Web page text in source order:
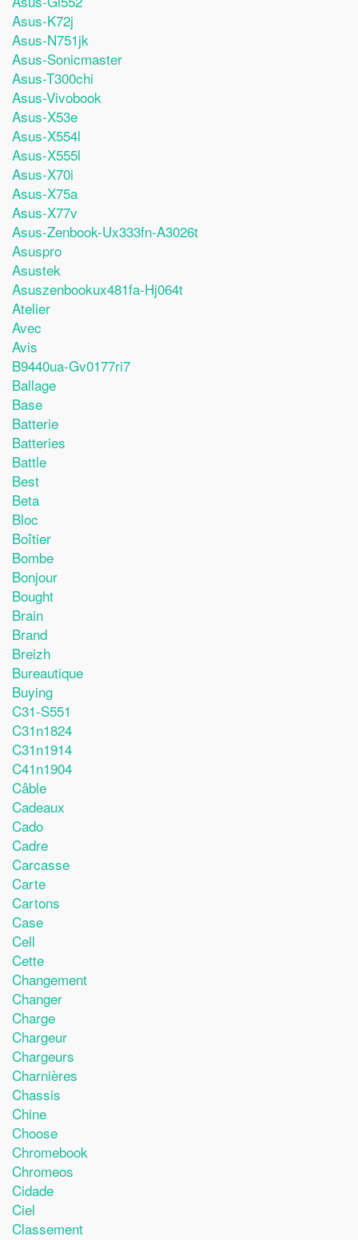
Asus-K72j
Asus-N751jk
Asus-Sonicmaster
Asus-T300chi
Asus-Vivobook
Asus-X53e
Asus-X554l
Asus-X555l
Asus-X70i
Asus-X75a
Asus-X77v
Asus-Zenbook-Ux333fn-A3026t
Asuspro
Asustek
Asuszenbookux481fa-Hj064t
Atelier
Avec
Avis
B9440ua-Gv0177ri7
Ballage
Base
Batterie
Batteries
Battle
Best
Beta
Bloc
Boîtier
Bombe
Bonjour
Bought
Brain
Brand
Breizh
Bureautique
Buying
C31-S551
C31n1824
C31n1914
C41n1904
Câble
Cadeaux
Cado
Cadre
Carcasse
Carte
Cartons
Case
Cell
Cette
Changement
Changer
Charge
Chargeur
Chargeurs
Charnières
Chassis
Chine
Choose
Chromebook
Chromeos
Cidade
Ciel
Classement